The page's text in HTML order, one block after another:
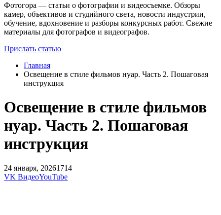
Фотогора — статьи о фотографии и видеосъемке. Обзоры
камер, объективов и студийного света, новости индустрии,
обучение, вдохновение и разборы конкурсных работ. Свежие
материалы для фотографов и видеографов.
Прислать статью
Главная
Освещение в стиле фильмов нуар. Часть 2. Пошаговая
инструкция
Освещение в стиле фильмов
нуар. Часть 2. Пошаговая
инструкция
24 января, 20261714
VK ВидеоYouTube